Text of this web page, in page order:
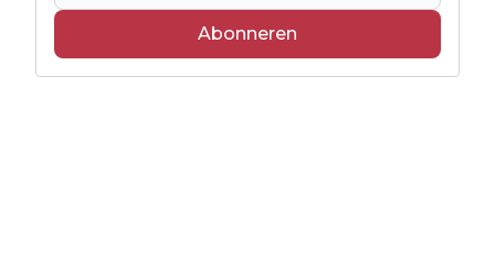
Abonneren